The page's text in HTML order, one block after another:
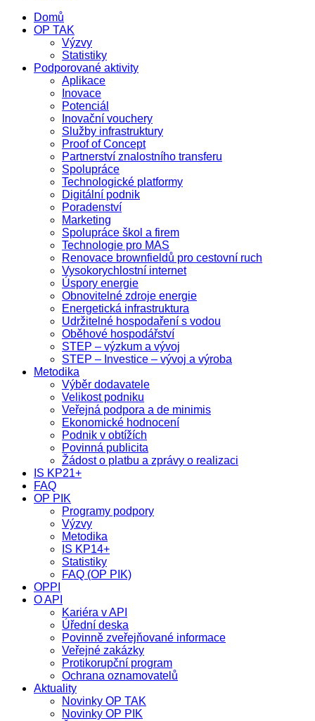
Domů
OP TAK
Výzvy
Statistiky
Podporované aktivity
Aplikace
Inovace
Potenciál
Inovační vouchery
Služby infrastruktury
Proof of Concept
Partnerství znalostního transferu
Spolupráce
Technologické platformy
Digitální podnik
Poradenství
Marketing
Spolupráce škol a firem
Technologie pro MAS
Renovace brownfieldů pro cestovní ruch
Vysokorychlostní internet
Úspory energie
Obnovitelné zdroje energie
Energetická infrastruktura
Udržitelné hospodaření s vodou
Oběhové hospodářství
STEP – výzkum a vývoj
STEP – Investice – vývoj a výroba
Metodika
Výběr dodavatele
Velikost podniku
Veřejná podpora a de minimis
Ekonomické hodnocení
Podnik v obtížích
Povinná publicita
Žádost o platbu a zprávy o realizaci
IS KP21+
FAQ
OP PIK
Programy podpory
Výzvy
Metodika
IS KP14+
Statistiky
FAQ (OP PIK)
OPPI
O API
Kariéra v API
Úřední deska
Povinně zveřejňované informace
Veřejné zakázky
Protikorupční program
Ochrana oznamovatelů
Aktuality
Novinky OP TAK
Novinky OP PIK